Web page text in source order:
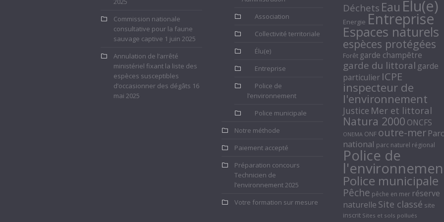
Commission nationale
consultative pour la faune
sauvage captive 1 juin 2025
Annulation de l’arrêté
ministériel fixant la liste des
espèces susceptibles
d’occasionner des dégâts 16
mai 2025
Association
Collectivité territoriale
Élu(e)
Entreprise
Police de
l’environnement
Police municipale
Notre méthode
Paiement accepté
Préparation concours
Technicien de
l’environnement 2025
Votre formation sur mesure
Déchets Eau Elu(e)
Energie Entreprise
Espaces naturels
espèces protégées
Forêt garde champêtre
garde du littoral garde
particulier ICPE
inspecteur de
l'environnement
Justice Mer et littoral
Natura 2000 ONCFS
ONEMA ONF outre-mer Parc
national parc naturel régional
Police de
Police municipale
Pêche pêche en mer réserve
naturelle Site classé site
inscrit Sites et sols pollués